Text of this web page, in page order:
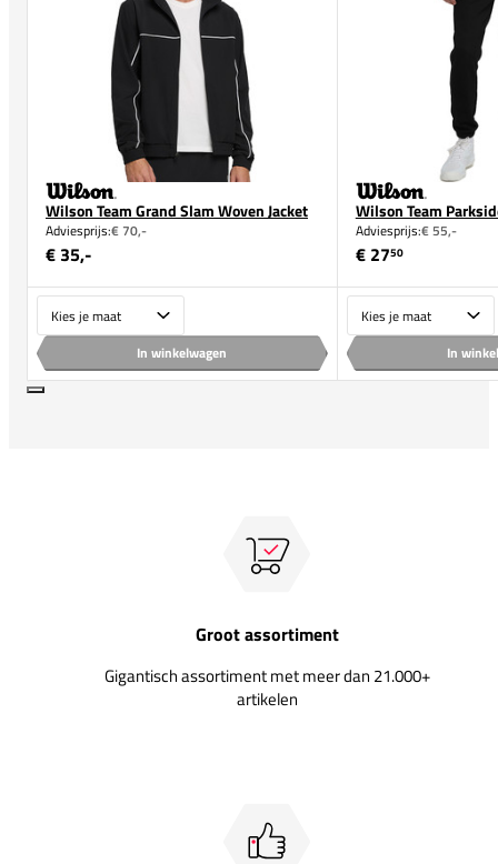
Wilson Team Grand Slam Woven Jacket
Adviesprijs:€ 70,-
€ 35,-
In winkelwagen
Wilson Team
Adviesprijs:€ 55,-
€ 2750
In
Groot assortiment
Gigantisch assortiment met meer dan 21.000+
artikelen